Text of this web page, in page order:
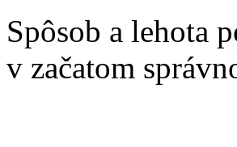
Spôsob a lehota
v začatom